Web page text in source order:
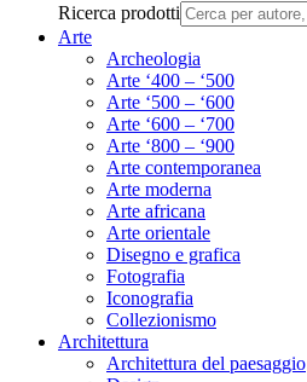
Ricerca prodotti
Arte
Archeologia
Arte ‘400 – ‘500
Arte ‘500 – ‘600
Arte ‘600 – ‘700
Arte ‘800 – ‘900
Arte contemporanea
Arte moderna
Arte africana
Arte orientale
Disegno e grafica
Fotografia
Iconografia
Collezionismo
Architettura
Architettura del paesaggio